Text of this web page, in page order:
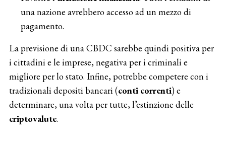
una nazione avrebbero accesso ad un mezzo di
pagamento.
La previsione di una CBDC sarebbe quindi positiva per
i cittadini e le imprese, negativa per i criminali e
migliore per lo stato. Infine, potrebbe competere con i
tradizionali depositi bancari (conti correnti) e
determinare, una volta per tutte, l’estinzione delle
criptovalute.